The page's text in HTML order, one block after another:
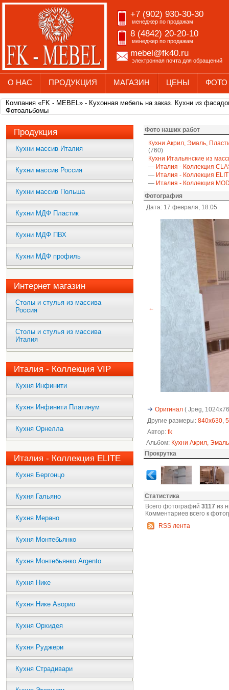
+7 (902) 930-30-30
менеджер по продажам
8 (4842) 20-20-10
менеджер по продажам
mebel@fk40.ru
электронная почта для обращений
О НАС ПРОДУКЦИЯ МАГАЗИН ЦЕНЫ ФОТО
Компания «FK - MEBEL» - Кухонная мебель на заказ. Кухни из
Фотоальбомы
Продукция
Кухни массив Италия
Кухни массив Россия
Кухни массив Польша
Кухни МДФ Пластик
Кухни МДФ ПВХ
Кухни МДФ профиль
Интернет магазин
Столы и стулья из массива
Россия
Столы и стулья из массива
Италия
Италия - Коллекция VIP
Кухня Инфинити
Кухня Инфинити Платинум
Кухня Орнелла
Италия - Коллекция ELITE
Кухня Бергонцо
Кухня Гальяно
Кухня Мерано
Кухня Монтебьянко
Кухня Монтебьянко Argento
Кухня Нике
Кухня Нике Аворио
Кухня Орхидея
Кухня Руджери
Кухня Страдивари
Фото наших работ
Кухни Акрил, Эмаль,
(760)
Кухни Итальянские из
— Италия - Коллекция
— Италия - Коллекция
— Италия - Коллекция
Фотография
Дата: 17 февраля, 18:05
←
Оригинал ( Jpeg,
Другие размеры: 840x630,
Автор: fk
Альбом: Кухни Акрил,
Прокрутка
Статистика
Всего фотографий 3117 из
Комментариев всего к
RSS лента